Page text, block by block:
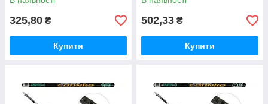
325,80 ₴
Купити
502,33 ₴
Купити